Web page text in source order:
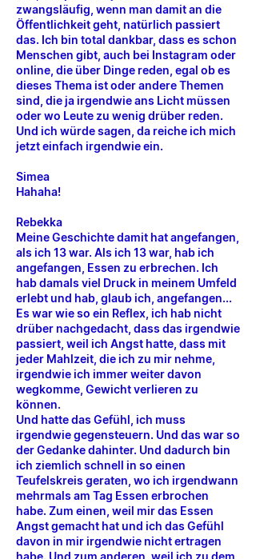
zwangsläufig, wenn man damit an die
Öffentlichkeit geht, natürlich passiert
das. Ich bin total dankbar, dass es schon
Menschen gibt, auch bei Instagram oder
online, die über Dinge reden, egal ob es
dieses Thema ist oder andere Themen
sind, die ja irgendwie ans Licht müssen
oder wo Leute zu wenig drüber reden.
Und ich würde sagen, da reiche ich mich
jetzt einfach irgendwie ein.
Simea
Hahaha!
Rebekka
Meine Geschichte damit hat angefangen,
als ich 13 war. Als ich 13 war, hab ich
angefangen, Essen zu erbrechen. Ich
hab damals viel Druck in meinem Umfeld
erlebt und hab, glaub ich, angefangen...
Es war wie so ein Reflex, ich hab nicht
drüber nachgedacht, dass das irgendwie
passiert, weil ich Angst hatte, dass mit
jeder Mahlzeit, die ich zu mir nehme,
irgendwie ich immer weiter davon
wegkomme, Gewicht verlieren zu
können.
Und hatte das Gefühl, ich muss
irgendwie gegensteuern. Und das war so
der Gedanke dahinter. Und dadurch bin
ich ziemlich schnell in so einen
Teufelskreis geraten, wo ich irgendwann
mehrmals am Tag Essen erbrochen
habe. Zum einen, weil mir das Essen
Angst gemacht hat und ich das Gefühl
davon in mir irgendwie nicht ertragen
habe. Und zum anderen, weil ich zu dem